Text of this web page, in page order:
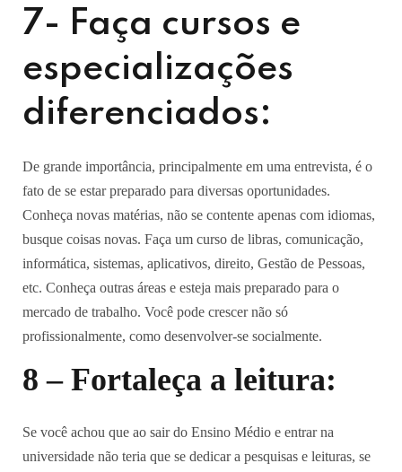
7- Faça cursos e
especializações
diferenciados:
De grande importância, principalmente em uma entrevista, é o
fato de se estar preparado para diversas oportunidades.
Conheça novas matérias, não se contente apenas com idiomas,
busque coisas novas. Faça um curso de libras, comunicação,
informática, sistemas, aplicativos, direito, Gestão de Pessoas,
etc. Conheça outras áreas e esteja mais preparado para o
mercado de trabalho. Você pode crescer não só
profissionalmente, como desenvolver-se socialmente.
8 – Fortaleça a leitura:
Se você achou que ao sair do Ensino Médio e entrar na
universidade não teria que se dedicar a pesquisas e leituras, se